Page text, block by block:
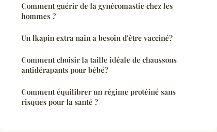
Comment guérir de la gynécomastie chez les
hommes ?
Un lkapin extra nain a besoin d'être vacciné?
Comment choisir la taille idéale de chaussons
antidérapants pour bébé?
Comment équilibrer un régime protéiné sans
risques pour la santé ?